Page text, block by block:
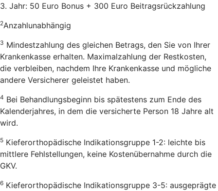
3. Jahr: 50 Euro Bonus + 300 Euro Beitragsrückzahlung
2Anzahlunabhängig
3 Mindestzahlung des gleichen Betrags, den Sie von Ihrer
Krankenkasse erhalten. Maximalzahlung der Restkosten,
die verbleiben, nachdem Ihre Krankenkasse und mögliche
andere Versicherer geleistet haben.
4 Bei Behandlungsbeginn bis spätestens zum Ende des
Kalenderjahres, in dem die versicherte Person 18 Jahre alt
wird.
5 Kieferorthopädische Indikationsgruppe 1-2: leichte bis
mittlere Fehlstellungen, keine Kostenübernahme durch die
GKV.
6 Kieferorthopädische Indikationsgruppe 3-5: ausgeprägte